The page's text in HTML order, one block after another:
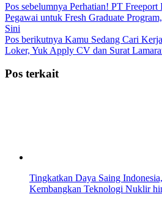
Pos sebelumnya Perhatian! PT
Pegawai untuk Fresh Graduate
Sini
Pos berikutnya Kamu Sedang Cari
Loker, Yuk Apply CV dan Surat
Pos terkait
Tingkatkan Daya Saing
Kembangkan Teknologi Nuklir